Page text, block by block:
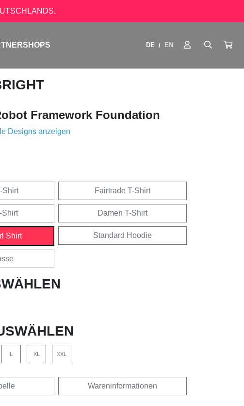
DE / EN
Framework Foundation
Designs anzeigen
Shirt Fairtrade T-Shirt
Shirt Damen T-Shirt
Shirt Standard Hoodie
L XL XXL
Wareninformationen